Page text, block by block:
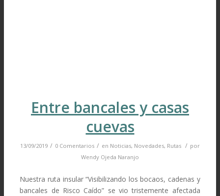
Entre bancales y casas
cuevas
13/09/2019 / 0 Comentarios / en Noticias, Novedades, Rutas / por
Wendy Ojeda Naranjo
Nuestra ruta insular “Visibilizando los bocaos, cadenas y
bancales de Risco Caído” se vio tristemente afectada